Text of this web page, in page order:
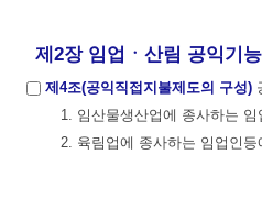
제2장 임업ㆍ산림 공익기능
제4조(공익직접지불제도의 구성)
1. 임산물생산업에 종사하는
2. 육림업에 종사하는 임업인등